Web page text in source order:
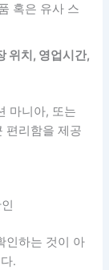
혹은 유사 스
위치, 영업시간,
마니아, 또는
편리함을 제공
인하는 것이 아
.